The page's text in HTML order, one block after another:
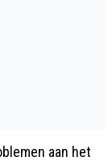
aan het